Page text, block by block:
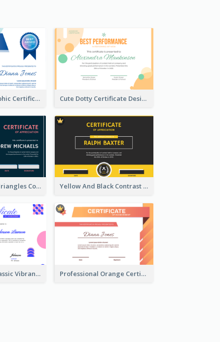
Fancy Holographic Certificate Design Ideas Cute Dotty Certificate Design Template Idea
Pink And Blue Triangles Confetti Celebration Certificate Yellow And Black Contrast Simple Certificate
Vintage And Classic Vibrant Certificate Design Ideas Professional Orange Certificate Design Template